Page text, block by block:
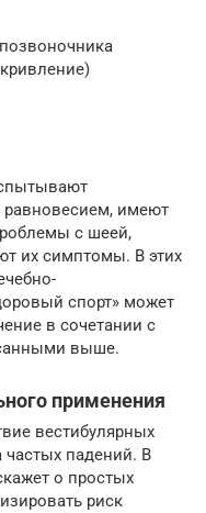
имеют
с шеей,
их симптомы. В этих
спорт» может
в сочетании с
выше.
применения
вестибулярных
частых падений. В
о простых
риск